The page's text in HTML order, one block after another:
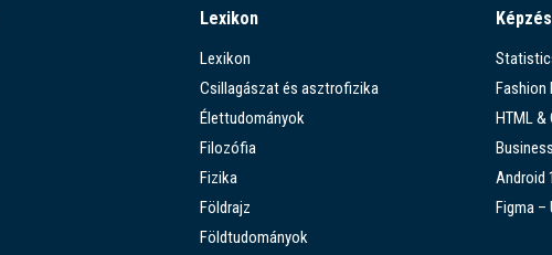
Lexikon
Lexikon
Csillagászat és asztrofizika
Élettudományok
Filozófia
Fizika
Földrajz
Földtudományok
Fashion
HTML &
Android
Figma –